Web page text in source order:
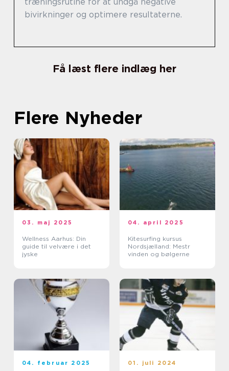
bivirkninger og optimere resultaterne.
Få læst flere indlæg her
Flere Nyheder
03. maj 2025
Wellness Aarhus: Din
guide til velvære i det
jyske
04. april 2025
Kitesurfing kursus
Nordsjælland: Mestr
vinden og bølgerne
04. februar 2025 01. juli 2024